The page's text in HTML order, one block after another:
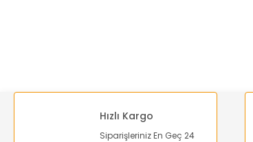
Hızlı Kargo
Siparişleriniz En Geç 24